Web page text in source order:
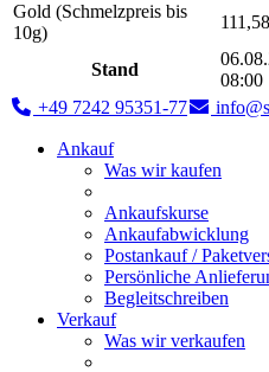
Gold (Schmelzpreis bis
10g)
111,58
Stand
08:00
+49 7242 95351-77
Ankauf
Was wir kaufen
Ankaufskurse
Ankaufabwicklung
Postankauf /
Persönliche
Begleitschreiben
Verkauf
Was wir verkaufen